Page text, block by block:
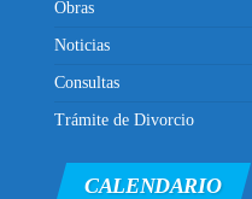
Obras
Noticias
Consultas
Trámite de Divorcio
CALENDARIO